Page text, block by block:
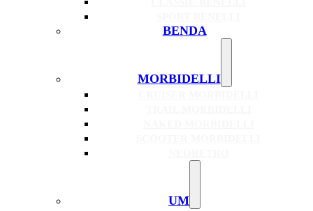
BENDA
MORBIDELLI
UM